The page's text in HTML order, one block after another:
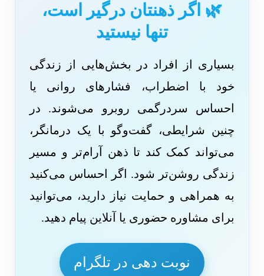
🌿 اگر ذهنتان درگیر است،
تنها نیستید
بسیاری از افراد در بخش‌هایی از زندگی
خود با اضطراب، فشارهای روانی یا
احساس سردرگمی روبرو می‌شوند. در
چنین شرایطی، گفت‌وگو با یک درمانگر،
می‌تواند کمک کند تا ذهن آرام‌تر و مسیر
زندگی روشن‌تر شود. اگر احساس می‌کنید
به همراهی و حمایت نیاز دارید، می‌توانید
برای مشاوره حضوری یا آنلاین پیام دهید.
نوبت دهی در تلگرام